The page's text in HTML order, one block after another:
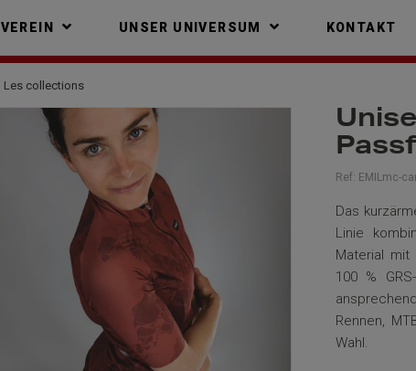
VEREIN UNSER UNIVERSUM KONTAKT
Les collections
Ref: EMILmc-
Das
Linie
Material mit
100 %
Rennen,
Wahl.